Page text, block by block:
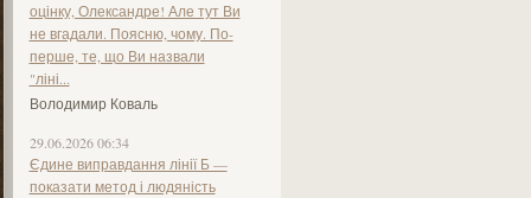
оцінку, Олександре! Але тут Ви
не вгадали. Поясню, чому. По-
перше, те, що Ви назвали
"ліні...
Володимир Коваль
29.06.2026 06:34
Єдине виправдання лінії Б —
показати метод і людяність